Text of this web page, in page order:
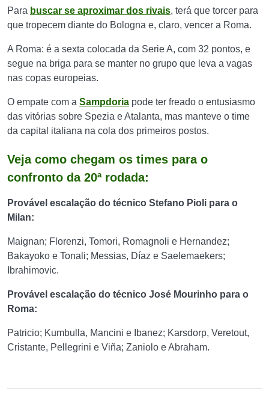
Para buscar se aproximar dos rivais, terá que torcer para
que tropecem diante do Bologna e, claro, vencer a Roma.
A Roma: é a sexta colocada da Serie A, com 32 pontos, e
segue na briga para se manter no grupo que leva a vagas
nas copas europeias.
O empate com a Sampdoria pode ter freado o entusiasmo
das vitórias sobre Spezia e Atalanta, mas manteve o time
da capital italiana na cola dos primeiros postos.
Veja como chegam os times para o
confronto da 20ª rodada:
Provável escalação do técnico Stefano Pioli para o
Milan:
Maignan; Florenzi, Tomori, Romagnoli e Hernandez;
Bakayoko e Tonali; Messias, Díaz e Saelemaekers;
Ibrahimovic.
Provável escalação do técnico José Mourinho para o
Roma:
Patricio; Kumbulla, Mancini e Ibanez; Karsdorp, Veretout,
Cristante, Pellegrini e Viña; Zaniolo e Abraham.